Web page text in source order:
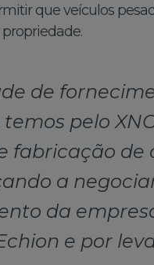
que veículos
de
pelo
de
a
da
e por